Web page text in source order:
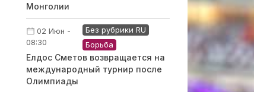
Монголии
02 Июн -
08:30
Без рубрики RU
Борьба
Елдос Сметов возвращается на
международный турнир после
Олимпиады